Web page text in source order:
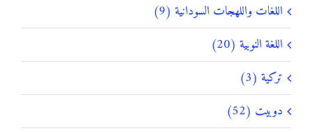
اللغات واللهجات السودانية (9)
اللغة النوبية (20)
تركية (3)
دوبيت (52)